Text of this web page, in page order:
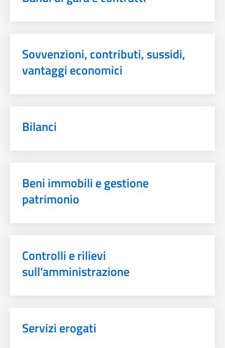
Sovvenzioni, contributi, sussidi,
vantaggi economici
Bilanci
Beni immobili e gestione
patrimonio
Controlli e rilievi
sull'amministrazione
Servizi erogati